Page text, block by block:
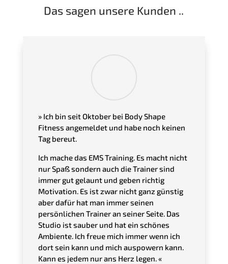
Das sagen unsere Kunden ..
» Ich bin seit Oktober bei Body Shape
Fitness angemeldet und habe noch keinen
Tag bereut.
Ich mache das EMS Training. Es macht nicht
nur Spaß sondern auch die Trainer sind
immer gut gelaunt und geben richtig
Motivation. Es ist zwar nicht ganz günstig
aber dafür hat man immer seinen
persönlichen Trainer an seiner Seite. Das
Studio ist sauber und hat ein schönes
Ambiente. Ich freue mich immer wenn ich
dort sein kann und mich auspowern kann.
Kann es jedem nur ans Herz legen. «